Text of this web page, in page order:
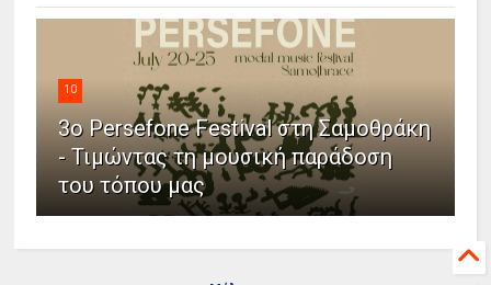
10
3ο Persefone Festival στη Σαμοθράκη
- Τιμώντας τη μουσική παράδοση
του τόπου μας